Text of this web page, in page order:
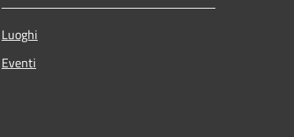
Luoghi
Eventi